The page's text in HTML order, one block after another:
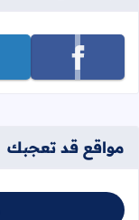
تابعنا على facebook
مواقع قد تعجبك